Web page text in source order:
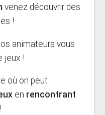
venez découvrir des
!
animateurs vous
jeux !
où on peut
en rencontrant
!